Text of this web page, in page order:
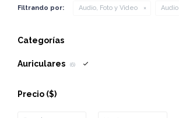
Filtrando por: Audio, Foto y Video Audio
Categorías
Auriculares (6)
Precio ($)